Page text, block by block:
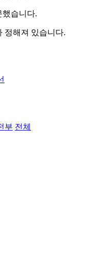
했습니다.
정해져 있습니다.
부 전체